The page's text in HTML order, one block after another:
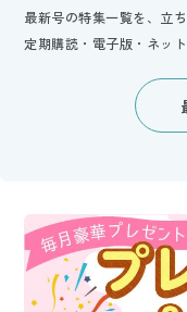
最新号の特集一覧を、立
定期購読・電子版・ネット